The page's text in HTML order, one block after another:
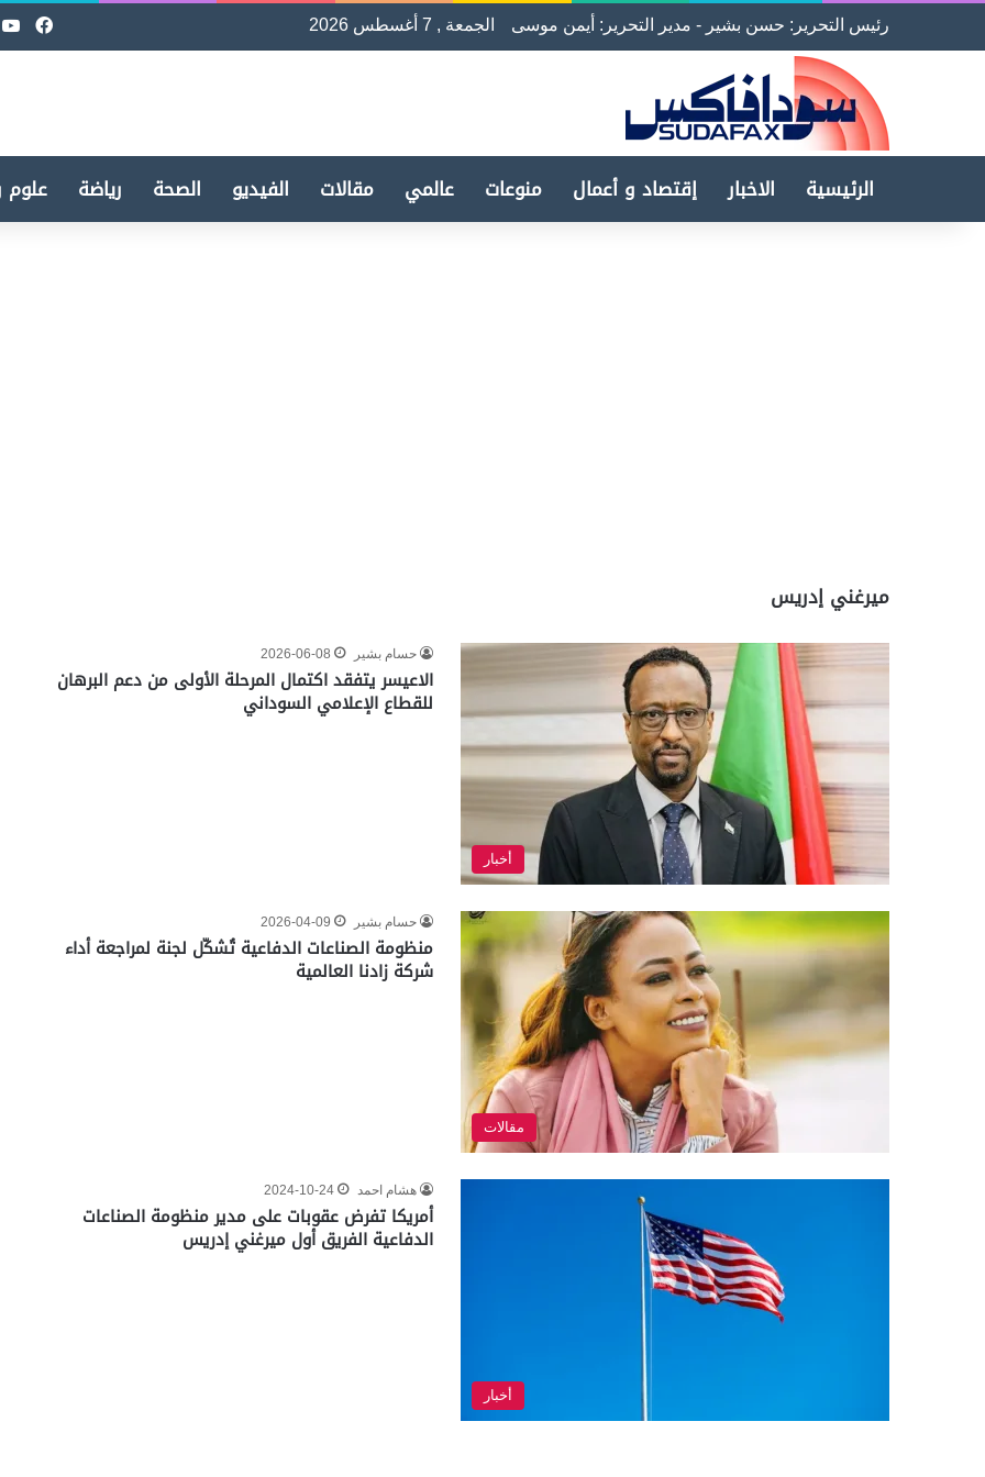
رئيس التحرير: حسن بشير - مدير التحرير: أيمن موسى الجمعة , 7 أغسطس 2026
الرئيسية الاخبار إقتصاد و أعمال منوعات عالمي مقالات الفيديو الصحة رياضة علوم
ميرغني إدريس
أخبار
حسام بشير 2026-06-08
الاعيسر يتفقد اكتمال المرحلة الأولى من دعم البرهان
للقطاع الإعلامي السوداني
مقالات
حسام بشير 2026-04-09
منظومة الصناعات الدفاعية تُشكّل لجنة لمراجعة أداء
شركة زادنا العالمية
أخبار
هشام احمد 2024-10-24
أمريكا تفرض عقوبات على مدير منظومة الصناعات
الدفاعية الفريق أول ميرغني إدريس